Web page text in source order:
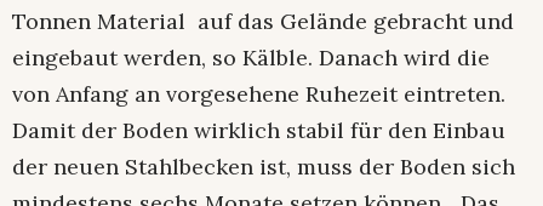
Tonnen Material auf das Gelände gebracht und
eingebaut werden, so Kälble. Danach wird die
von Anfang an vorgesehene Ruhezeit eintreten.
Damit der Boden wirklich stabil für den Einbau
der neuen Stahlbecken ist, muss der Boden sich